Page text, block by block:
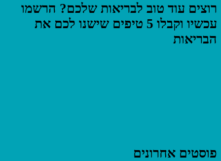
רוצים עוד טוב לבריאות שלכם? הרשמו
עכשיו וקבלו 5 טיפים שישנו לכם את
הבריאות
פוסטים אחרונים